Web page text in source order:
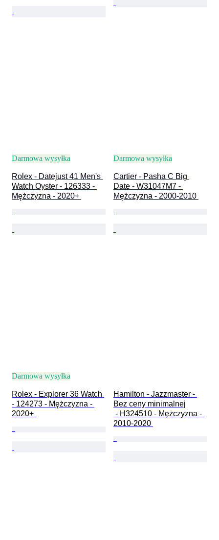
Darmowa wysyłka
Rolex - Datejust 41 Men's
Watch Oyster - 126333 -
Mężczyzna - 2020+
Darmowa wysyłka
Cartier - Pasha C Big
Date - W31047M7 -
Mężczyzna - 2000-2010
Darmowa wysyłka
Rolex - Explorer 36 Watch
- 124273 - Mężczyzna -
2020+
Hamilton - Jazzmaster -
Bez ceny minimalnej
2010-2020